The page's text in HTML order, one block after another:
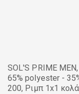
SOL'S PRIME
65% polyester -
200, Ριμπ 1x1